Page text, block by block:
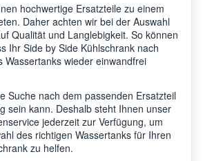
hochwertige Ersatzteile zu einem
Daher achten wir bei der Auswahl
Qualität und Langlebigkeit. So können
Ihr Side by Side Kühlschrank nach
Wassertanks wieder einwandfrei
Suche nach dem passenden Ersatzteil
sein kann. Deshalb steht Ihnen unser
jederzeit zur Verfügung, um
des richtigen Wassertanks für Ihren
zu helfen.